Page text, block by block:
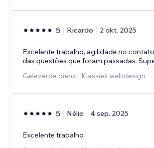
5 Ricardo 2 okt. 2025
Excelente trabalho, agilidade no
das questões que foram passadas.
Geleverde dienst: Klassiek webdesign
5 Nélio 4 sep. 2025
Excelente trabalho